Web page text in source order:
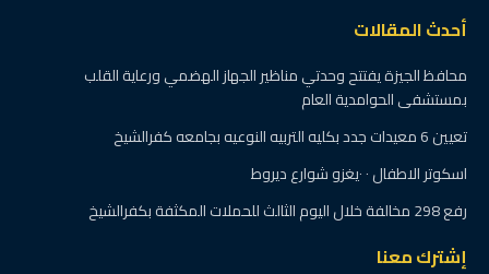
أحدث المقالات
محافظ الجيزة يفتتح وحدتي مناظير الجهاز الهضمي ورعاية القلب
بمستشفى الحوامدية العام
تعيين 6 معيدات جدد بكليه التربيه النوعيه بجامعه كفرالشيخ
اسكوتر الاطفال ٠ ٠يغزو شوارع ديروط
رفع 298 مخالفة خلال اليوم الثالث للحملات المكثفة بكفرالشيخ
إشترك معنا